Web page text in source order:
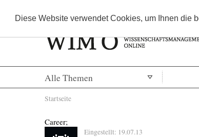
Diese Website verwendet Cookies, um Ihnen die
Alle Themen
Sie sind hier
Startseite
Career;
Eingestellt: 19.07.13